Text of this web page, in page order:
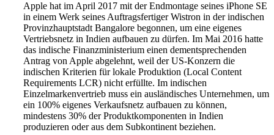
Apple hat im April 2017 mit der Endmontage seines iPhone SE
in einem Werk seines Auftragsfertiger Wistron in der indischen
Provinzhauptstadt Bangalore begonnen, um eine eigenes
Vertriebsnetz in Indien aufbauen zu dürfen. Im Mai 2016 hatte
das indische Finanzministerium einen dementsprechenden
Antrag von Apple abgelehnt, weil der US-Konzern die
indischen Kriterien für lokale Produktion (Local Content
Requirements LCR) nicht erfüllte. Im indischen
Einzelmarkenvertrieb muss ein ausländisches Unternehmen, um
ein 100% eigenes Verkaufsnetz aufbauen zu können,
mindestens 30% der Produktkomponenten in Indien
produzieren oder aus dem Subkontinent beziehen.